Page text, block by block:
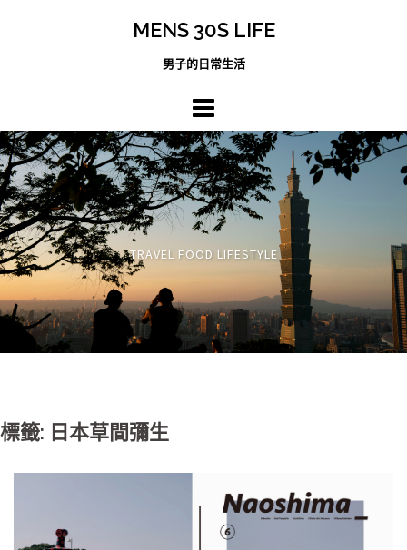
MENS 30S LIFE
男子的日常生活
TRAVEL FOOD LIFESTYLE
標籤: 日本草間彌生